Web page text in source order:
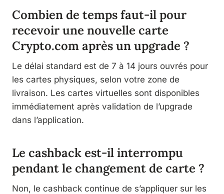
Combien de temps faut-il pour
recevoir une nouvelle carte
Crypto.com après un upgrade ?
Le délai standard est de 7 à 14 jours ouvrés pour
les cartes physiques, selon votre zone de
livraison. Les cartes virtuelles sont disponibles
immédiatement après validation de l’upgrade
dans l’application.
Le cashback est-il interrompu
pendant le changement de carte ?
Non, le cashback continue de s’appliquer sur les